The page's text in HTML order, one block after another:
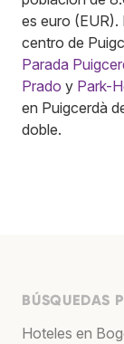
es euro
centro de
Parada
Prado y Park-
en Puigcerdà
doble.
BÚSQUEDAS
Hoteles en